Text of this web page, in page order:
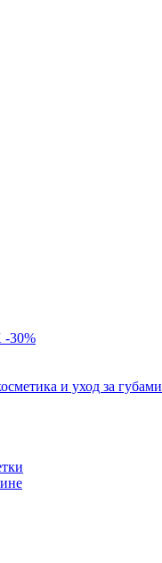
-30%
и уход за губами